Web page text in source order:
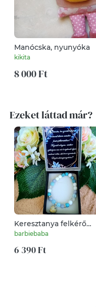
Manócska, nyunyóka
kikita
8 000 Ft
Ezeket láttad már?
Keresztanya felkérő
kék szív ásvány karkötő
barbiebaba
6 390 Ft